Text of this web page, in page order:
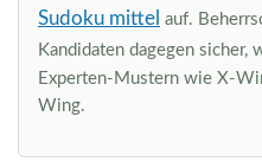
Sudoku mittel auf.
Kandidaten dagegen sicher,
Experten-Mustern wie X-
Wing.